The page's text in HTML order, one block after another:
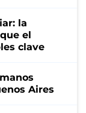
la
el
clave
Aires